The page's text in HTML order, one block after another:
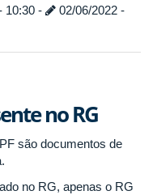
10:30 -
02/06/2022 -
no RG
são documentos de
no RG, apenas o RG